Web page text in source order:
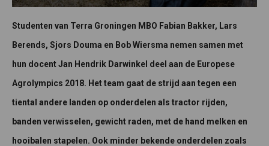
Studenten van Terra Groningen MBO Fabian Bakker, Lars
Berends, Sjors Douma en Bob Wiersma nemen samen met
hun docent Jan Hendrik Darwinkel deel aan de Europese
Agrolympics 2018. Het team gaat de strijd aan tegen een
tiental andere landen op onderdelen als tractor rijden,
banden verwisselen, gewicht raden, met de hand melken en
hooibalen stapelen. Ook minder bekende onderdelen zoals